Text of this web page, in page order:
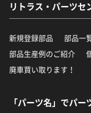
リトラス・パーツセ
新規登録部品 部品一
部品生産例のご紹介
廃車買い取ります！
「パーツ名」でパー